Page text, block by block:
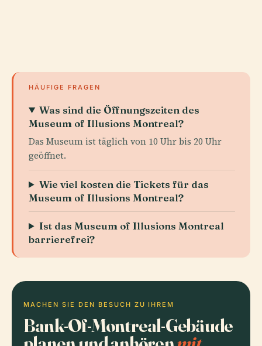
HÄUFIGE FRAGEN
Was sind die Öffnungszeiten des
Museum of Illusions Montreal?
Das Museum ist täglich von 10 Uhr bis 20 Uhr
geöffnet.
Wie viel kosten die Tickets für das
Museum of Illusions Montreal?
Ist das Museum of Illusions Montreal
barrierefrei?
MACHEN SIE DEN BESUCH ZU IHREM
Bank-Of-Montreal-Gebäude